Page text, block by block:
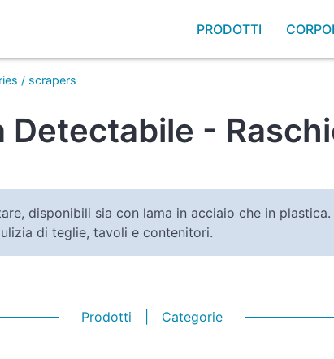
PRODOTTI
/ scrapers
Detectabile -
disponibili sia con lama in acciaio che in
di teglie, tavoli e contenitori.
Prodotti Categorie